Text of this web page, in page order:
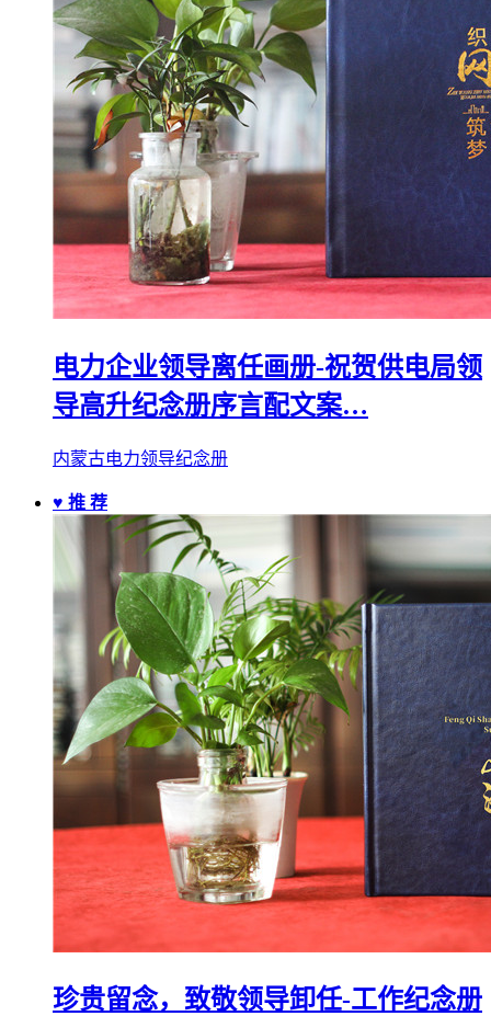
电力企业领导离任画册-祝贺供电局领
导高升纪念册序言配文案…
内蒙古电力领导纪念册
♥ 推 荐
珍贵留念，致敬领导卸任-工作纪念册